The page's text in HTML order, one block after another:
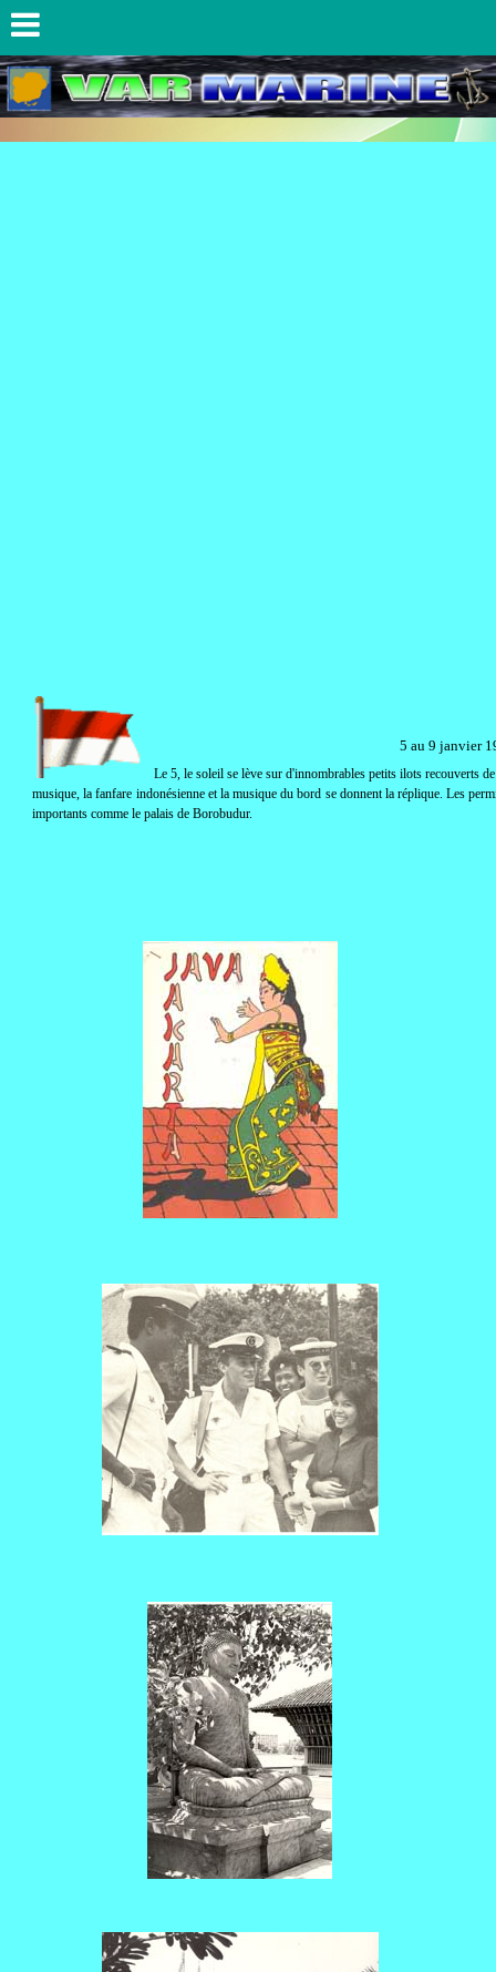
5 au 9 janvier
Le 5, le soleil se lève sur d'innombrables petits ilots recouverts
musique, la fanfare indonésienne et la musique du bord se donnent la réplique. Les
importants comme le palais de Borobudur.